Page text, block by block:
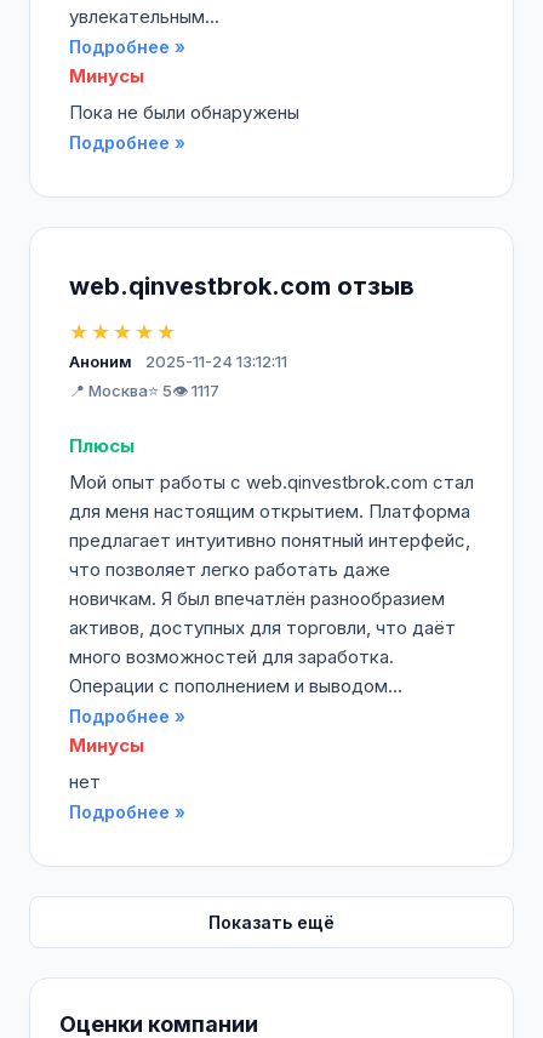
Оценки компании
увлекательным...
Подробнее »
Минусы
Пока не были обнаружены
Подробнее »
web.qinvestbrok.com отзыв
★★★★★
Аноним
2025-11-24 13:12:11
📍 Москва⭐ 5👁️ 1117
Плюсы
Мой опыт работы с web.qinvestbrok.com стал
для меня настоящим открытием. Платформа
предлагает интуитивно понятный интерфейс,
что позволяет легко работать даже
новичкам. Я был впечатлён разнообразием
активов, доступных для торговли, что даёт
много возможностей для заработка.
Операции с пополнением и выводом...
Подробнее »
Минусы
нет
Подробнее »
Показать ещё